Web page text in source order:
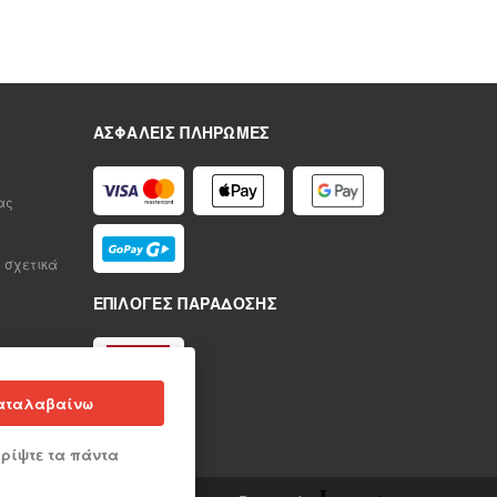
ΑΣΦΑΛΕΊΣ ΠΛΗΡΩΜΈΣ
ΕΠΙΛΟΓΈΣ ΠΑΡΆΔΟΣΗΣ
τα πάντα